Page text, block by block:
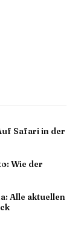
Safari in der
Wie der
Alle aktuellen